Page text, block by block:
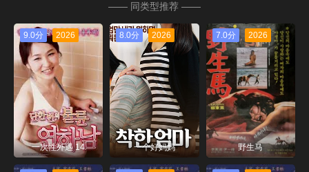
—— 同类型推荐 ——
9.0分 2026
一次性外遇 14
8.0分 2026
一个好妈妈
7.0分 2026
野生马